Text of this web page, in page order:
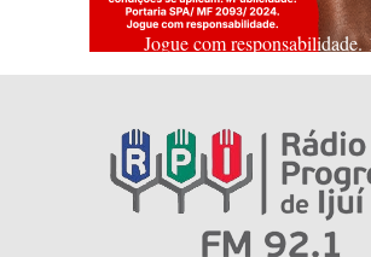
Jogue com responsabilidade.